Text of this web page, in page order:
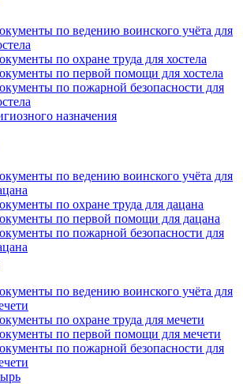
по ведению воинского учёта для
по охране труда для хостела
по первой помощи для хостела
по пожарной безопасности для
назначения
по ведению воинского учёта для
по охране труда для дацана
по первой помощи для дацана
по пожарной безопасности для
по ведению воинского учёта для
по охране труда для мечети
по первой помощи для мечети
по пожарной безопасности для